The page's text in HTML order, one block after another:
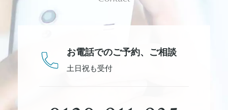
お電話でのご予約、 ご相談
土日祝も受付